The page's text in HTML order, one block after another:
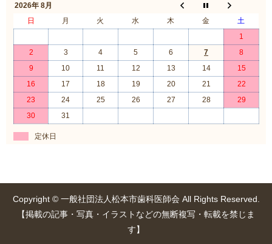
2026年 8月
日
月 火 水 木 金
土
1
2
3 4 5 6 7
8
9
10 11 12 13 14
15
16
17 18 19 20 21
22
23
24 25 26 27 28
29
30
31
定休日
Copyright © 一般社団法人松本市歯科医師会 All Rights Reserved.
【掲載の記事・写真・イラストなどの無断複写・転載を禁じま
す】